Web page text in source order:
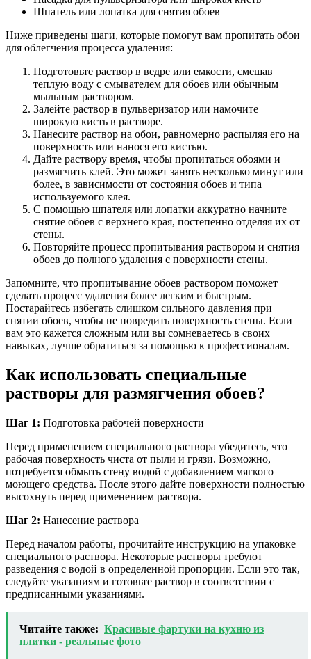
Шпатель или лопатка для снятия обоев
Ниже приведены шаги, которые помогут вам пропитать обои
для облегчения процесса удаления:
Подготовьте раствор в ведре или емкости, смешав
теплую воду с смывателем для обоев или обычным
мыльным раствором.
Залейте раствор в пульверизатор или намочите
широкую кисть в растворе.
Нанесите раствор на обои, равномерно распыляя его на
поверхность или нанося его кистью.
Дайте раствору время, чтобы пропитаться обоями и
размягчить клей. Это может занять несколько минут или
более, в зависимости от состояния обоев и типа
используемого клея.
С помощью шпателя или лопатки аккуратно начните
снятие обоев с верхнего края, постепенно отделяя их от
стены.
Повторяйте процесс пропитывания раствором и снятия
обоев до полного удаления с поверхности стены.
Запомните, что пропитывание обоев раствором поможет
сделать процесс удаления более легким и быстрым.
Постарайтесь избегать слишком сильного давления при
снятии обоев, чтобы не повредить поверхность стены. Если
вам это кажется сложным или вы сомневаетесь в своих
навыках, лучше обратиться за помощью к профессионалам.
Как использовать специальные
растворы для размягчения обоев?
Шаг 1: Подготовка рабочей поверхности
Перед применением специального раствора убедитесь, что
рабочая поверхность чиста от пыли и грязи. Возможно,
потребуется обмыть стену водой с добавлением мягкого
моющего средства. После этого дайте поверхности полностью
высохнуть перед применением раствора.
Шаг 2: Нанесение раствора
Перед началом работы, прочитайте инструкцию на упаковке
специального раствора. Некоторые растворы требуют
разведения с водой в определенной пропорции. Если это так,
следуйте указаниям и готовьте раствор в соответствии с
предписанными указаниями.
Читайте также: Красивые фартуки на кухню из
плитки - реальные фото